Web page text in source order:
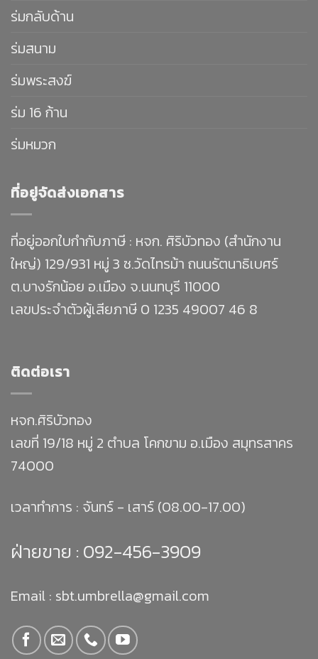
ร่มกลับด้าน
ร่มสนาม
ร่มพระสงฆ์
ร่ม 16 ก้าน
ร่มหมวก
ที่อยู่จัดส่งเอกสาร
ที่อยู่ออกใบกำกับภาษี : หจก. ศิริบัวทอง (สำนักงาน
ใหญ่) 129/931 หมู่ 3 ซ.วัดไทรม้า ถนนรัตนาธิเบศร์
ต.บางรักน้อย อ.เมือง จ.นนทบุรี 11000
เลขประจำตัวผู้เสียภาษี 0 1235 49007 46 8
ติดต่อเรา
หจก.ศิริบัวทอง
เลขที่ 19/18 หมู่ 2 ตำบล โคกขาม อ.เมือง สมุทรสาคร
74000
เวลาทำการ : จันทร์ - เสาร์ (08.00-17.00)
ฝ่ายขาย : 092-456-3909
Email : sbt.umbrella@gmail.com